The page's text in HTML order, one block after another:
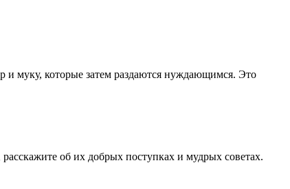
и муку, которые затем раздаются нуждающимся. Это
об их добрых поступках и мудрых советах.